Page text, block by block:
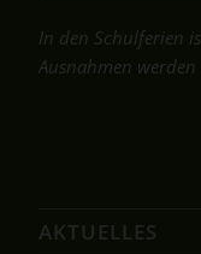
In den Schulferien
Ausnahmen
AKTUELLES